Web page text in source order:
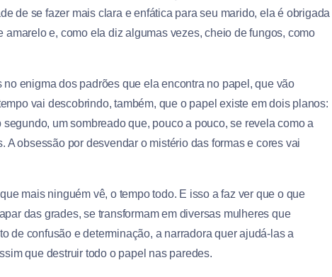
de se fazer mais clara e enfática para seu marido, ela é obrigada
e, como ela diz algumas vezes, cheio de fungos, como
enigma dos padrões que ela encontra no papel, que vão
vai descobrindo, também, que o papel existe em dois planos:
um sombreado que, pouco a pouco, se revela como a
obsessão por desvendar o mistério das formas e cores vai
mais ninguém vê, o tempo todo. E isso a faz ver que o que
das grades, se transformam em diversas mulheres que
de confusão e determinação, a narradora quer ajudá-las a
que destruir todo o papel nas paredes.